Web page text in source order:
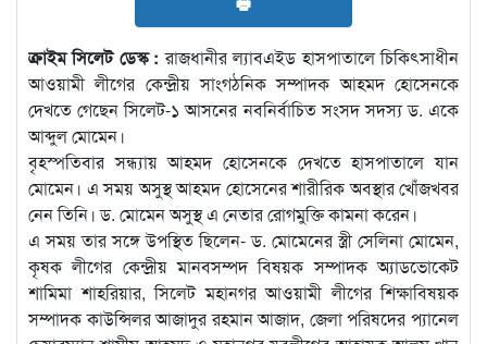
ক্রাইম সিলেট ডেস্ক : রাজধানীর ল্যাবএইড হাসপাতালে চিকিৎসাধীন
আওয়ামী লীগের কেন্দ্রীয় সাংগঠনিক সম্পাদক আহমদ হোসেনকে
দেখতে গেছেন সিলেট-১ আসনের নবনির্বাচিত সংসদ সদস্য ড. একে
আব্দুল মোমেন।
বৃহস্পতিবার সন্ধ্যায় আহমদ হোসেনকে দেখতে হাসপাতালে যান
মোমেন। এ সময় অসুস্থ আহমদ হোসেনের শারীরিক অবস্থার খোঁজখবর
নেন তিনি। ড. মোমেন অসুস্থ এ নেতার রোগমুক্তি কামনা করেন।
এ সময় তার সঙ্গে উপস্থিত ছিলেন- ড. মোমেনের স্ত্রী সেলিনা মোমেন,
কৃষক লীগের কেন্দ্রীয় মানবসম্পদ বিষয়ক সম্পাদক অ্যাডভোকেট
শামিমা শাহরিয়ার, সিলেট মহানগর আওয়ামী লীগের শিক্ষাবিষয়ক
সম্পাদক কাউন্সিলর আজাদুর রহমান আজাদ, জেলা পরিষদের প্যানেল